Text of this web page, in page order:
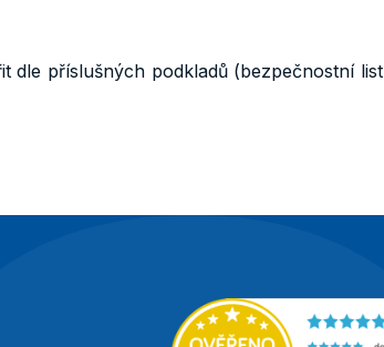
dle příslušných podkladů (bezpečnostní list